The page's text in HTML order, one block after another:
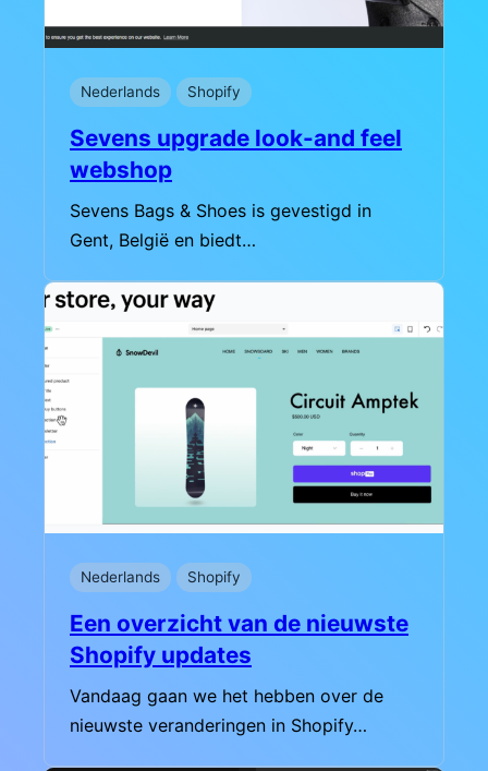
Nederlands Shopify
Sevens upgrade look-and feel
webshop
Sevens Bags & Shoes is gevestigd in
Gent, België en biedt…
Nederlands Shopify
Een overzicht van de nieuwste
Shopify updates
Vandaag gaan we het hebben over de
nieuwste veranderingen in Shopify…